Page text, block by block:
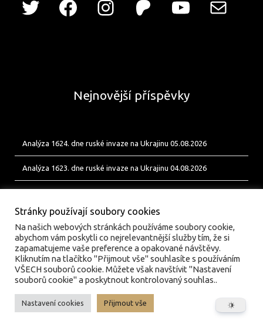
Nejnovější příspěvky
Analýza 1624. dne ruské invaze na Ukrajinu 05.08.2026
Analýza 1623. dne ruské invaze na Ukrajinu 04.08.2026
© valka.online | Vydavatel: Jan Tofl, Plzeň | ISSN 3029-
6420
Stránky používají soubory cookies
Na našich webových stránkách používáme soubory cookie,
abychom vám poskytli co nejrelevantnější služby tím, že si
zapamatujeme vaše preference a opakované návštěvy.
Kliknutím na tlačítko "Přijmout vše" souhlasíte s používáním
VŠECH souborů cookie. Můžete však navštívit "Nastavení
souborů cookie" a poskytnout kontrolovaný souhlas..
Nastavení cookies Přijmout vše